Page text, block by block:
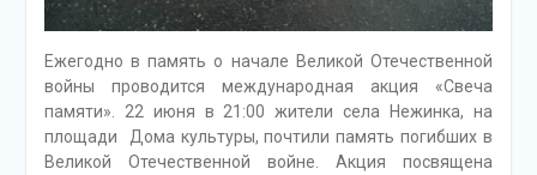
Ежегодно в память о начале Великой Отечественной
войны проводится международная акция «Свеча
памяти». 22 июня в 21:00 жители села Нежинка, на
площади Дома культуры, почтили память погибших в
Великой Отечественной войне. Акция посвящена